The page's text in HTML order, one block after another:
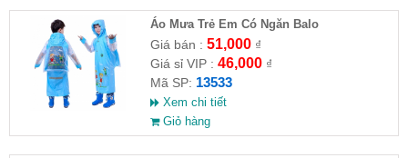
Áo Mưa Trẻ Em Có Ngăn Balo
Giá bán : 51,000₫
Giá sỉ VIP : 46,000₫
Mã SP: 13533
Xem chi tiết
Giỏ hàng